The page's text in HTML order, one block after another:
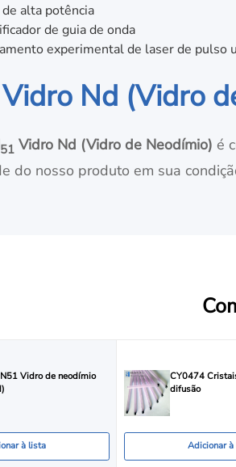
alta potência
de guia de onda
experimental de laser de pulso
Vidro Nd (Vidro
51 Vidro Nd (Vidro de Neodímio) é
do nosso produto em sua
Vidro de neodímio
à lista
CY0474
difusão
Adicionar